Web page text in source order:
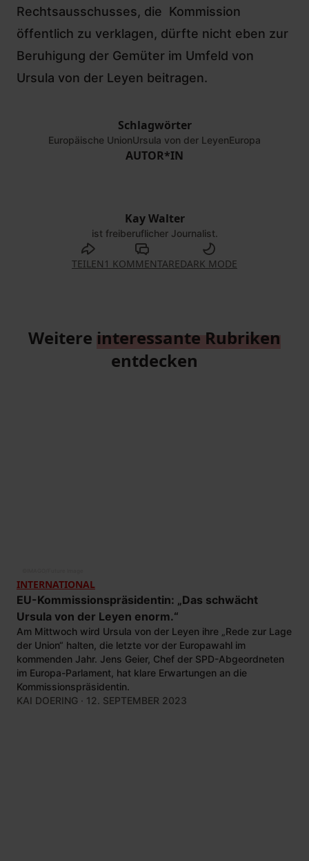
Rechtsausschusses, die Kommission
öffentlich zu verklagen, dürfte nicht eben zur
Beruhigung der Gemüter im Umfeld von
Ursula von der Leyen beitragen.
Schlagwörter
Europäische UnionUrsula von der LeyenEuropa
AUTOR*IN
Kay Walter
ist freiberuflicher Journalist.
TEILEN 1 KOMMENTAREDARK MODE
Weitere interessante Rubriken
entdecken
INTERNATIONAL
EU-Kommissionspräsidentin: „Das schwächt
Ursula von der Leyen enorm.“
Am Mittwoch wird Ursula von der Leyen ihre „Rede zur Lage
der Union“ halten, die letzte vor der Europawahl im
kommenden Jahr. Jens Geier, Chef der SPD-Abgeordneten
im Europa-Parlament, hat klare Erwartungen an die
Kommissionspräsidentin.
KAI DOERING · 12. SEPTEMBER 2023